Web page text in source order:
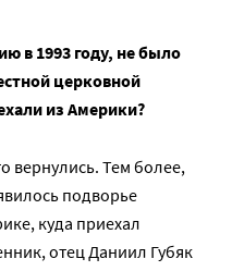
в 1993 году, не было
церковной
из Америки?
вернулись. Тем более,
подворье
куда приехал
отец Даниил Губяк